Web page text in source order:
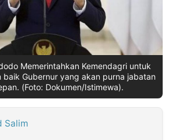
Memerintahkan Kemendagri untuk
baik Gubernur yang akan purna jabatan
(Foto: Dokumen/Istimewa).
Salim